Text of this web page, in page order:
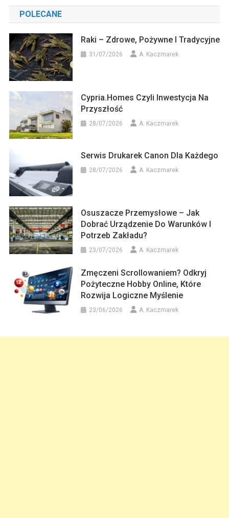
POLECANE
Raki – Zdrowe, Pożywne I Tradycyjne
31/07/2026 A. Kaczmarek
Cypria.homes Czyli Inwestycja Na
Przyszłość
28/07/2026 A. Kaczmarek
Serwis Drukarek Canon Dla Każdego
28/07/2026 A. Kaczmarek
Osuszacze Przemysłowe – Jak
Dobrać Urządzenie Do Warunków I
Potrzeb Zakładu?
23/07/2026 A. Kaczmarek
Zmęczeni Scrollowaniem? Odkryj
Pożyteczne Hobby Online, Które
Rozwija Logiczne Myślenie
23/06/2026 A. Kaczmarek